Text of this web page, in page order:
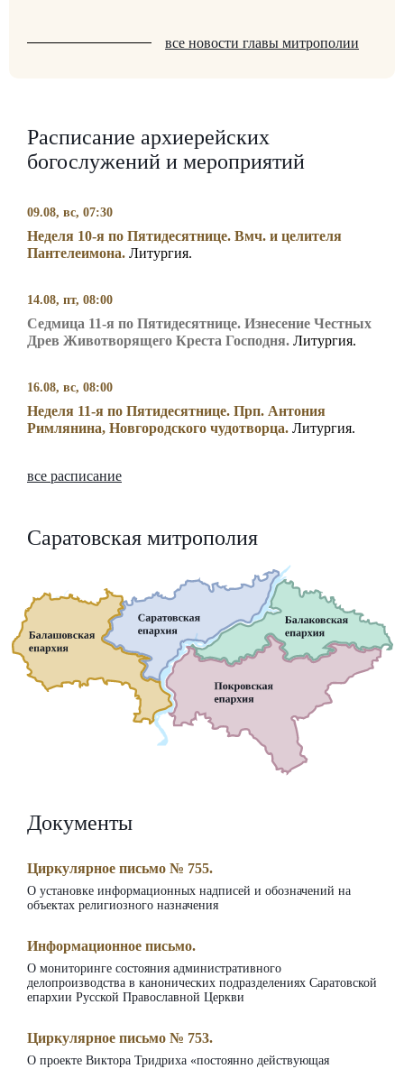
все новости главы митрополии
Расписание архиерейских
богослужений и мероприятий
09.08, вс, 07:30
Неделя 10-я по Пятидесятнице. Вмч. и целителя
Пантелеимона. Литургия.
14.08, пт, 08:00
Седмица 11-я по Пятидесятнице. Изнесение Честных
Древ Животворящего Креста Господня. Литургия.
16.08, вс, 08:00
Неделя 11-я по Пятидесятнице. Прп. Антония
Римлянина, Новгородского чудотворца. Литургия.
все расписание
Документы
Циркулярное письмо № 755.
О установке информационных надписей и обозначений на
объектах религиозного назначения
Информационное письмо.
О мониторинге состояния административного
делопроизводства в канонических подразделениях Саратовской
епархии Русской Православной Церкви
Циркулярное письмо № 753.
О проекте Виктора Тридриха «постоянно действующая
Саратовская митрополия